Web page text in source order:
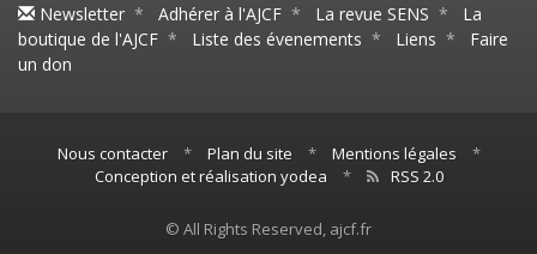
Newsletter * Adhérer à l'AJCF * La revue SENS * La
boutique de l'AJCF * Liste des évenements * Liens * Faire
un don
Nous contacter * Plan du site * Mentions légales
*
Conception et réalisation yodea
* RSS 2.0
© All Rights Reserved, ajcf.fr